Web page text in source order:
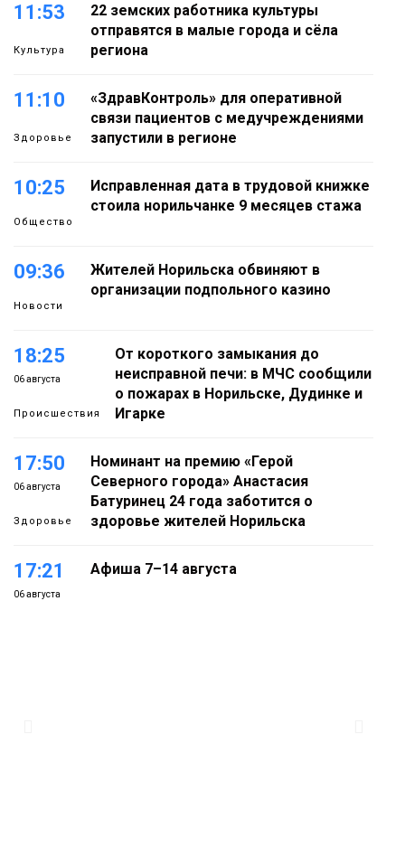
11:53
Культура
22 земских работника культуры
отправятся в малые города и сёла
региона
11:10
Здоровье
«ЗдравКонтроль» для оперативной
связи пациентов с медучреждениями
запустили в регионе
10:25
Общество
Исправленная дата в трудовой книжке
стоила норильчанке 9 месяцев стажа
09:36
Новости
Жителей Норильска обвиняют в
организации подпольного казино
18:25
06 августа
Происшествия
От короткого замыкания до
неисправной печи: в МЧС сообщили
о пожарах в Норильске, Дудинке и
Игарке
17:50
06 августа
Здоровье
Номинант на премию «Герой
Северного города» Анастасия
Батуринец 24 года заботится о
здоровье жителей Норильска
17:21
06 августа
Афиша 7–14 августа